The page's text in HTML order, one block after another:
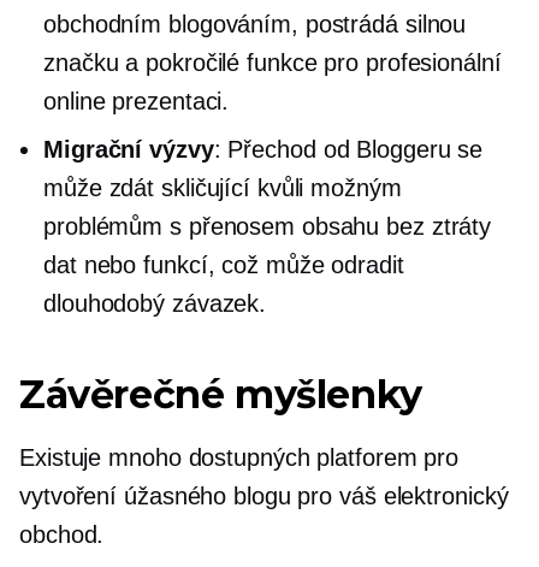
obchodním blogováním, postrádá silnou
značku a pokročilé funkce pro profesionální
online prezentaci.
Migrační výzvy: Přechod od Bloggeru se
může zdát skličující kvůli možným
problémům s přenosem obsahu bez ztráty
dat nebo funkcí, což může odradit
dlouhodobý závazek.
Závěrečné myšlenky
Existuje mnoho dostupných platforem pro
vytvoření úžasného blogu pro váš elektronický
obchod.